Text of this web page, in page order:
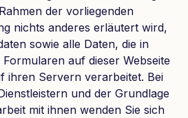
der vorliegenden
nichts anderes erläutert wird,
sowie alle Daten, die in
auf dieser Webseite
ihren Servern verarbeitet. Bei
und der Grundlage
mit ihnen wenden Sie sich